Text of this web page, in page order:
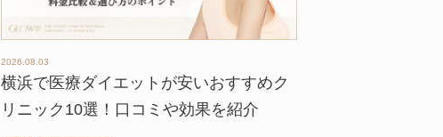
2026.08.03
横浜で医療ダイエットが安いおすすめク
リニック10選！口コミや効果を紹介